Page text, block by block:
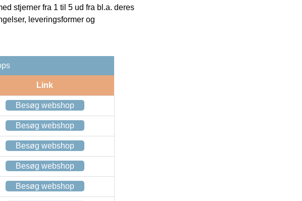
stjerner fra 1 til 5 ud fra bl.a. deres
leveringsformer og
Link
Besøg webshop
Besøg webshop
Besøg webshop
Besøg webshop
Besøg webshop